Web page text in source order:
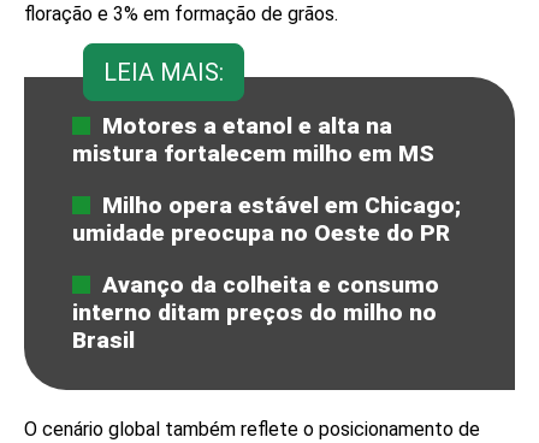
floração e 3% em formação de grãos.
LEIA MAIS:
Motores a etanol e alta na
mistura fortalecem milho em MS
Milho opera estável em Chicago;
umidade preocupa no Oeste do PR
Avanço da colheita e consumo
interno ditam preços do milho no
Brasil
O cenário global também reflete o posicionamento de